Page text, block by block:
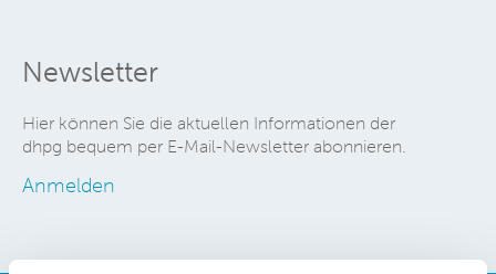
Newsletter
Hier können Sie die aktuellen Informationen der
dhpg bequem per E-Mail-Newsletter abonnieren.
Anmelden